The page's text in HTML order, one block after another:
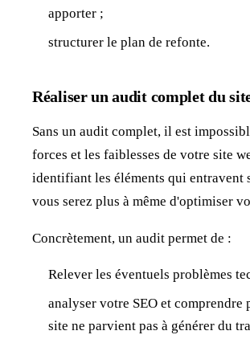
apporter ;
structurer le plan de refonte.
Réaliser un audit complet du
Sans un audit complet, il est
forces et les faiblesses de votre site
identifiant les éléments qui entravent
vous serez plus à même d'optimiser
Concrètement, un audit permet de :
Relever les éventuels problèmes
analyser votre SEO et comprendre
site ne parvient pas à générer du